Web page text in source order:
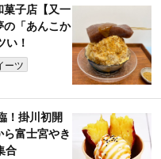
菓子店【又一
「あんこか
！
ーツ
！掛川初開
富士宮やき
合